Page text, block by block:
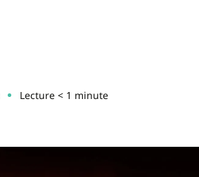
Lecture < 1 minute